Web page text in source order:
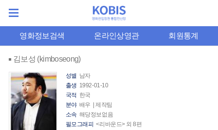
영화정보검색 온라인상영관 회원통계
김보성 (kimboseong)
성별 남자
출생 1992-01-10
국적 한국
분야 배우 | 제작팀
소속 해당정보없음
필모그래피 <리바운드> 외 8편